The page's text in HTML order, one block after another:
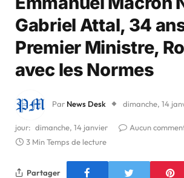
Gabriel Attal, 34
Premier Ministre,
avec les Normes
Par News Desk dimanche, 14
jour: dimanche, 14 janvier
Aucun
3 Min Temps de lecture
Partager